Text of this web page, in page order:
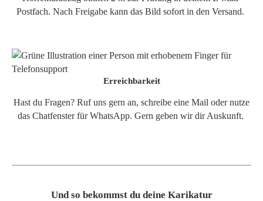
Postfach. Nach Freigabe kann das Bild sofort in den Versand.
Erreichbarkeit
Hast du Fragen? Ruf uns gern an, schreibe eine Mail oder nutze
das Chatfenster für WhatsApp. Gern geben wir dir Auskunft.
Und so bekommst du deine Karikatur